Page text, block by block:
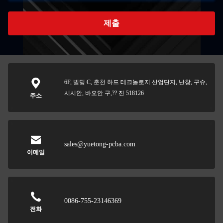
제출
주소
6F, 빌딩 C, 춘천 하드 테크놀로지 산업단지, 난창, 구슈,
시시안, 바오안 구,?? 진 518126
이메일
sales@yuetong-pcba.com
전화
0086-755-23146369